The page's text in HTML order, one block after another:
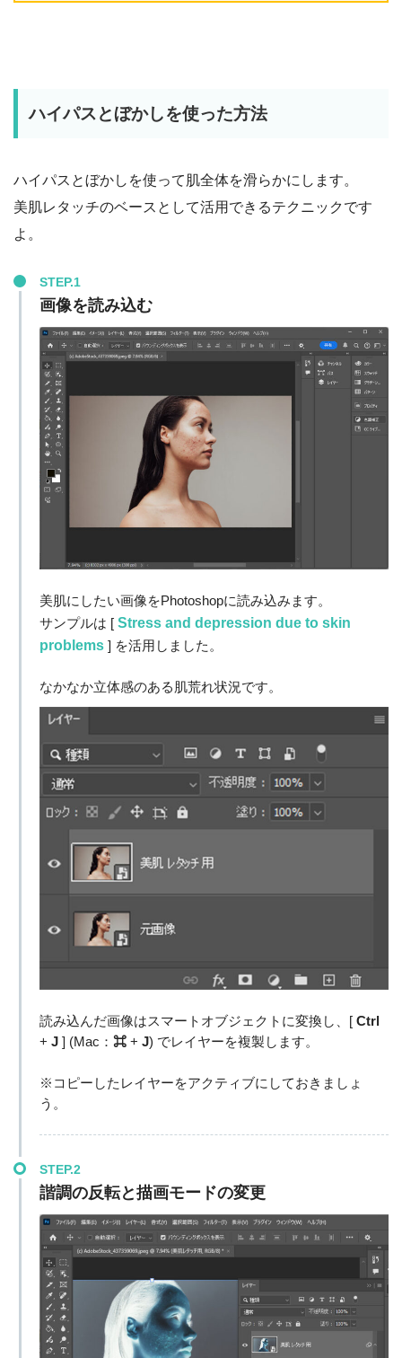
ハイパスとぼかしを使った方法
ハイパスとぼかしを使って肌全体を滑らかにします。
美肌レタッチのベースとして活用できるテクニックです
よ。
STEP.1
画像を読み込む
美肌にしたい画像をPhotoshopに読み込みます。
サンプルは [ Stress and depression due to skin
problems ] を活用しました。
なかなか立体感のある肌荒れ状況です。
読み込んだ画像はスマートオブジェクトに変換し、[ Ctrl
+ J] (Mac： ⌘+ J) でレイヤーを複製します。
※コピーしたレイヤーをアクティブにしておきましょ
う。
STEP.2
諧調の反転と描画モードの変更